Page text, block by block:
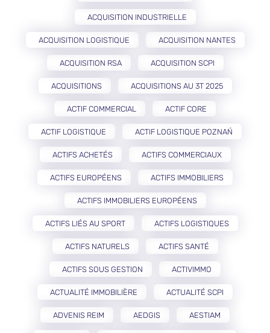
ACQUISITION INDUSTRIELLE
ACQUISITION LOGISTIQUE ACQUISITION NANTES
ACQUISITION RSA ACQUISITION SCPI
ACQUISITIONS ACQUISITIONS AU 3T 2025
ACTIF COMMERCIAL ACTIF CORE
ACTIF LOGISTIQUE ACTIF LOGISTIQUE POZNAŃ
ACTIFS ACHETÉS ACTIFS COMMERCIAUX
ACTIFS EUROPÉENS ACTIFS IMMOBILIERS
ACTIFS IMMOBILIERS EUROPÉENS
ACTIFS LIÉS AU SPORT ACTIFS LOGISTIQUES
ACTIFS NATURELS ACTIFS SANTÉ
ACTIFS SOUS GESTION ACTIVIMMO
ACTUALITÉ IMMOBILIÈRE ACTUALITÉ SCPI
ADVENIS REIM AEDGIS AESTIAM